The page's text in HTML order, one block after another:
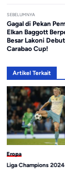
SEBELUMNYA
Gagal di Pekan
Elkan Baggott
Besar Lakoni
Carabao Cup!
Artikel Terkait
Eropa
Liga Champions